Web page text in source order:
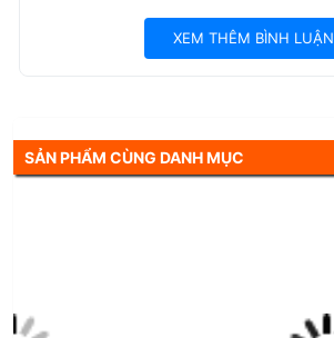
XEM THÊM BÌNH LUẬN
SẢN PHẨM CÙNG DANH MỤC